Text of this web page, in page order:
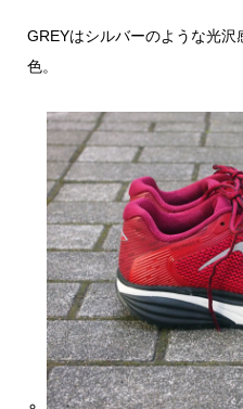
GREYはシルバーのような光
色。